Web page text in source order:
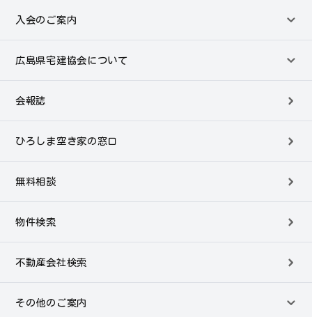
入会のご案内
広島県宅建協会について
会報誌
ひろしま空き家の窓口
無料相談
物件検索
不動産会社検索
その他のご案内